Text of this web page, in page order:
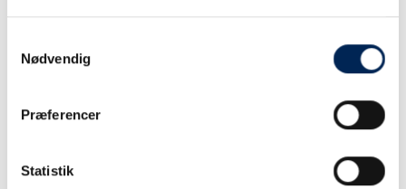
Nødvendig
Præferencer
Statistik
tjekke vores hjemmeside eller ringe til os.